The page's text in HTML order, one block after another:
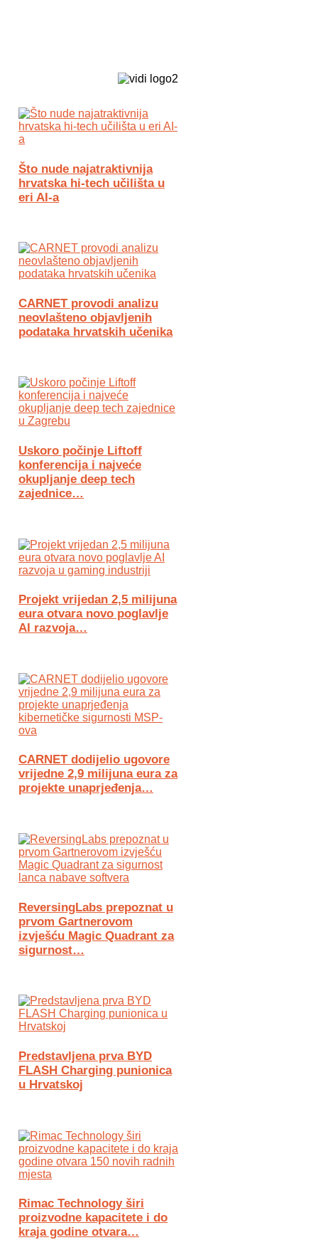
Što nude najatraktivnija
hrvatska hi-tech učilišta u
eri AI-a
CARNET provodi analizu
neovlašteno objavljenih
podataka hrvatskih učenika
Uskoro počinje Liftoff
konferencija i najveće
okupljanje deep tech
zajednice…
Projekt vrijedan 2,5 milijuna
eura otvara novo poglavlje
AI razvoja…
CARNET dodijelio ugovore
vrijedne 2,9 milijuna eura za
projekte unaprjeđenja…
ReversingLabs prepoznat u
prvom Gartnerovom
izvješću Magic Quadrant za
sigurnost…
Predstavljena prva BYD
FLASH Charging punionica
u Hrvatskoj
Rimac Technology širi
proizvodne kapacitete i do
kraja godine otvara…